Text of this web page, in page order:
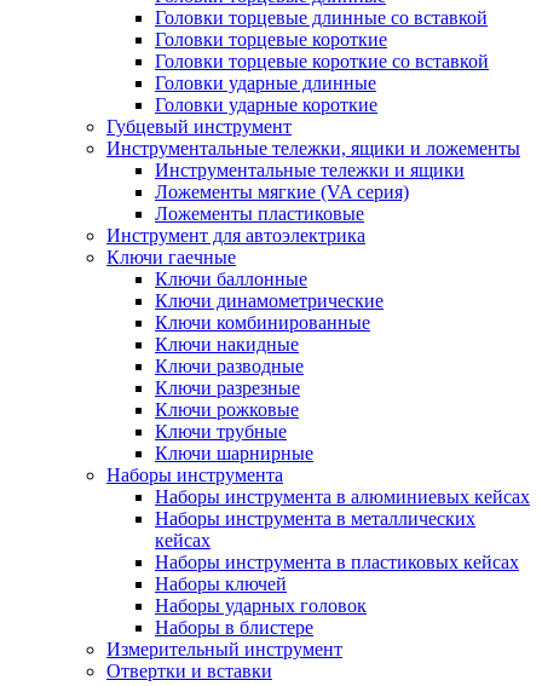
Головки торцевые длинные со вставкой
Головки торцевые короткие
Головки торцевые короткие со вставкой
Головки ударные длинные
Головки ударные короткие
Губцевый инструмент
Инструментальные тележки, ящики и ложементы
Инструментальные тележки и ящики
Ложементы мягкие (VA серия)
Ложементы пластиковые
Инструмент для автоэлектрика
Ключи гаечные
Ключи баллонные
Ключи динамометрические
Ключи комбинированные
Ключи накидные
Ключи разводные
Ключи разрезные
Ключи рожковые
Ключи трубные
Ключи шарнирные
Наборы инструмента
Наборы инструмента в алюминиевых кейсах
Наборы инструмента в металлических
кейсах
Наборы инструмента в пластиковых кейсах
Наборы ключей
Наборы ударных головок
Наборы в блистере
Измерительный инструмент
Отвертки и вставки